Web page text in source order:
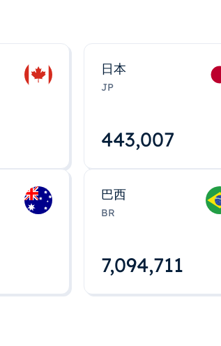
日本
JP
443,008
巴西
BR
7,094,712